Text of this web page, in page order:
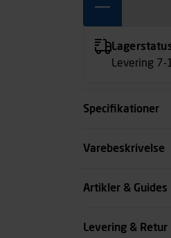
Levering 7-
Specifikationer
Farve
Varebeskrivelse
Artikler & Guides
Levering & Retur